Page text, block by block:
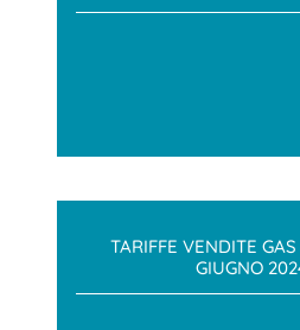
TARIFFE VENDITE
GIUGNO